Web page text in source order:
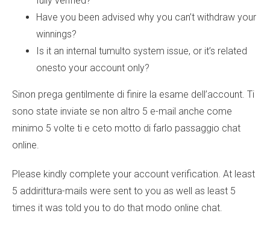
Have you been advised why you can’t withdraw your
winnings?
Is it an internal tumulto system issue, or it’s related
onesto your account only?
Sinon prega gentilmente di finire la esame dell’account. Ti
sono state inviate se non altro 5 e-mail anche come
minimo 5 volte ti e ceto motto di farlo passaggio chat
online.
Please kindly complete your account verification. At least
5 addirittura-mails were sent to you as well as least 5
times it was told you to do that modo online chat.